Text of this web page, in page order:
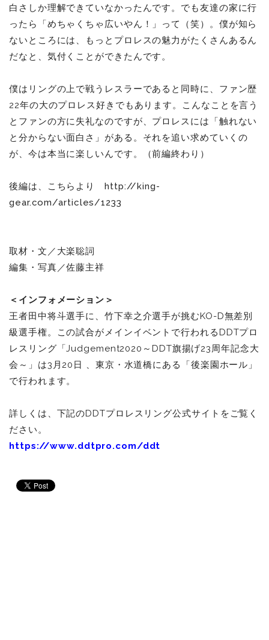
白さしか理解できていなかったんです。でも友達の家に行
ったら「めちゃくちゃ広いやん！」って（笑）。僕が知ら
ないところには、もっとプロレスの魅力がたくさんあるん
だなと、気付くことができたんです。
僕はリングの上で戦うレスラーであると同時に、ファン歴
22年の大のプロレス好きでもあります。こんなことを言う
とファンの方に失礼なのですが、プロレスには「触れない
と分からない面白さ」がある。それを追い求めていくの
が、今は本当に楽しいんです。（前編終わり）
後編は、こちらより http://king-
gear.com/articles/1233
取材・文／大楽聡詞
編集・写真／佐藤主祥
＜インフォメーション＞
王者田中将斗選手に、竹下幸之介選手が挑むKO-D無差別
級選手権。この試合がメインイベントで行われるDDTプロ
レスリング「Judgement2020～DDT旗揚げ23周年記念大
会～」は3月20日 、東京・水道橋にある「後楽園ホール」
で行われます。
詳しくは、下記のDDTプロレスリング公式サイトをご覧く
ださい。
https://www.ddtpro.com/ddt